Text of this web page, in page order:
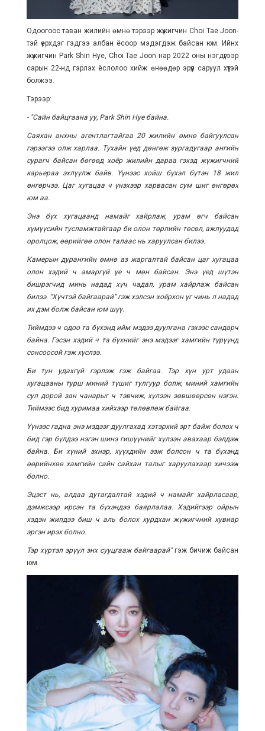
Одоогоос таван жилийн өмнө тэрээр жүжигчин Choi Tae Joon-
тэй үерхдэг гэдгээ албан ёсоор мэдэгдэж байсан юм. Ийнхүү
жүжигчин Park Shin Hye, Choi Tae Joon нар 2022 оны нэгдүгээр
сарын 22-нд гэрлэх ёслолоо хийж өнөөдөр эрүүл саруул хүүтэй
болжээ.
Тэрээр:
- "Сайн байцгаана уу, Park Shin Hye байна.
Саяхан анхны агентлагтайгаа 20 жилийн өмнө байгуулсан
гэрээгээ олж харлаа. Тухайн үед дөнгөж зургадугаар ангийн
сурагч байсан бөгөөд хоёр жилийн дараа гэхэд жүжигчний
карьераа эхлүүлж байв. Үүнээс хойш бүхэл бүтэн 18 жил
өнгөрчээ. Цаг хугацаа ч үнэхээр харвасан сум шиг өнгөрөх
юм аа.
Энэ бүх хугацаанд намайг хайрлаж, урам өгч байсан
хүмүүсийн тусламжтайгаар би олон төрлийн төсөл, ажлуудад
оролцож, өөрийгөө олон талаас нь харуулсан билээ.
Камерын дурангийн өмнө аз жаргалтай байсан цаг хугацаа
олон хэдий ч амаргүй үе ч мөн байсан. Энэ үед шүтэн
бишрэгчид минь надад хүч чадал, урам хайрлаж байсан
билээ. “Хүчтэй байгаарай” гэж хэлсэн хоёрхон үг чинь л надад
их дэм болж байсан юм шүү.
Тиймдээ ч одоо та бүхэнд ийм мэдээ дуулгана гэхээс сандарч
байна. Гэсэн хэдий ч та бүхнийг энэ мэдээг хамгийн түрүүнд
сонсоосой гэж хүслээ.
Би тун удахгүй гэрлэж гэж байгаа. Тэр хүн урт удаан
хугацааны турш миний түшиг тулгуур болж, миний хамгийн
сул дорой зан чанарыг ч тэвчиж, хүлээн зөвшөөрсөн нэгэн.
Тиймээс бид хуримаа хийхээр төлөвлөж байгаа.
Үүнээс гадна энэ мэдээг дуулгахад хэтэрхий эрт байж болох ч
бид гэр бүлдээ нэгэн шинэ гишүүнийг хүлээн авахаар бэлдэж
байна. Би хүний эхнэр, хүүхдийн ээж болсон ч та бүхэнд
өөрийнхөө хамгийн сайн сайхан талыг харуулахаар хичээж
болно.
Эцэст нь, алдаа дутагдалтай хэдий ч намайг хайрласаар,
дэмжсээр ирсэн та бүхэндээ баярлалаа. Хэдийгээр ойрын
хэдэн жилдээ биш ч аль болох хурдхан жүжигчний хувиар
эргэн ирэх болно.
Тэр хүртэл эрүүл энх сууцгааж байгаарай"гэж бичиж байсан
юм.